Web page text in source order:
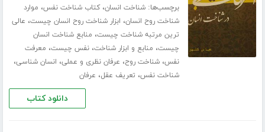
برچسب‌ها:شناخت انسان،کتاب شناخت نفس، موارد
شناخت روح انسان، ابزار شناخت روح انسان چیست، عالی
ترین مرتبه شناخت چیست، منابع شناخت انسان
چیست، منابع و ابزار شناخت،نفس چیست، معرفت
نفس،شناخت روح، عرفان نظری و عملی، انسان شناسی،
شناخت نفس، تعریف عقل، عرفان
دانلود کتاب